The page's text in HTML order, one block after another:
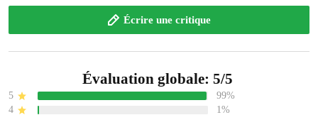
Écrire une critique
Évaluation globale: 5/5
5
99%
4
1%